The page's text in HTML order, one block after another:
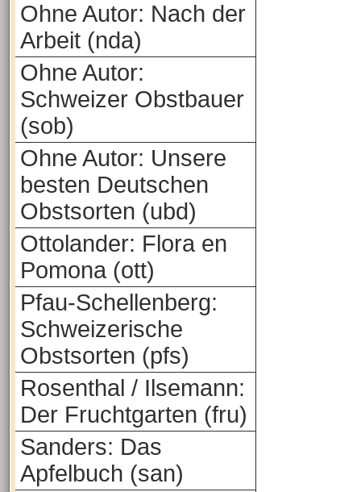
Ohne Autor: Nach der
Arbeit (nda)
Ohne Autor:
Schweizer Obstbauer
(sob)
Ohne Autor: Unsere
besten Deutschen
Obstsorten (ubd)
Ottolander: Flora en
Pomona (ott)
Pfau-Schellenberg:
Schweizerische
Obstsorten (pfs)
Rosenthal / Ilsemann:
Der Fruchtgarten (fru)
Sanders: Das
Apfelbuch (san)